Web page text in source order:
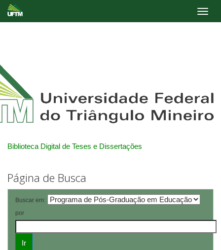
Biblioteca Digital de Teses e Dissertações
Página de Busca
Buscar em:
por